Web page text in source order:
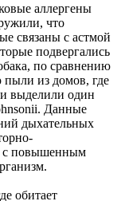
аллергены
что
связаны с астмой
подвергались
по сравнению
пыли из домов, где
выделили один
Данные
дыхательных
с повышенным
обитает